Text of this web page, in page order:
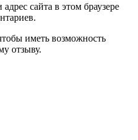
сайта в этом браузере
иметь возможность
отзыву.